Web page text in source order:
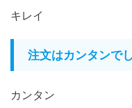
キレイ
注文はカンタンで
カンタン